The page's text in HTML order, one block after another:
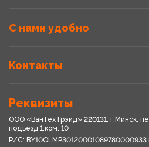
С нами удобно
Контакты
Реквизиты
ООО «ВанТехТрэйд» 220131, г.Минск,
подъезд 1,ком. 10
Р/С: